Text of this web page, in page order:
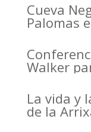
Cueva
Palomas
Murcia
Walker
La vida y
de la